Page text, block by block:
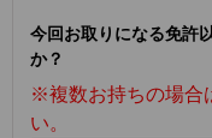
今回お取りになる免許
か？
※複数お持ちの場合
い。